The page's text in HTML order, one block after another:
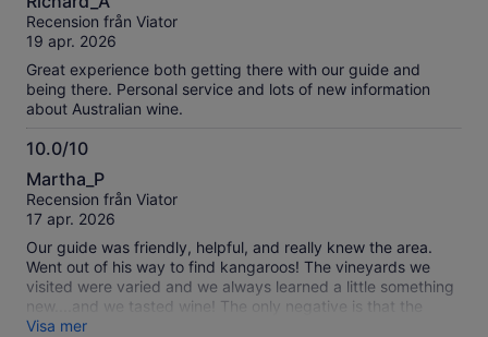
av
10
Recension från Viator
19 apr. 2026
Great experience both getting there with our guide and
being there. Personal service and lots of new information
about Australian wine.
10.0/10
10.0
av
10
Martha_P
Recension från Viator
17 apr. 2026
Our guide was friendly, helpful, and really knew the area.
Went out of his way to find kangaroos! The vineyards we
visited were varied and we always learned a little something
new....and we tasted wine! The only negative is that the
motor coach was very uncomfortable, no leg/knee room.
Visa mer